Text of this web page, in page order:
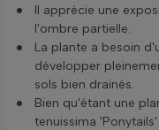
Il apprécie une
l'ombre partielle.
La plante a besoin
développer
sols bien drainés.
Bien qu'étant une
tenuissima